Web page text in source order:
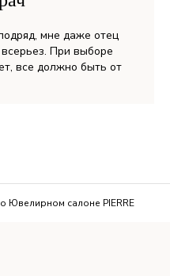
мне даже отец
При выборе
все должно быть от
Ювелирном салоне PIERRE